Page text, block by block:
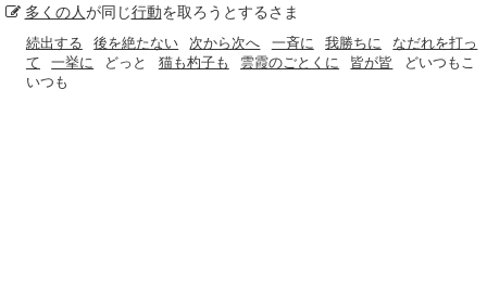
多くの人が同じ行動を取ろうとするさま
続出する 後を絶たない 次から次へ 一斉に 我勝ちに
なだれを打っ
て
一挙に どっと 猫も杓子も 雲霞のごとくに 皆が皆
どいつもこ
いつも